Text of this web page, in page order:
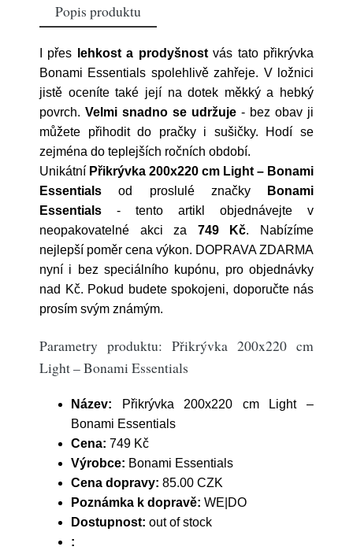
Popis produktu
I přes lehkost a prodyšnostvás tato přikrývka
Bonami Essentials spolehlivě zahřeje. V ložnici
jistě oceníte také její na dotek měkký a hebký
povrch. Velmi snadno se udržuje - bez obav ji
můžete přihodit do pračky i sušičky. Hodí se
zejména do teplejších ročních období.
Unikátní Přikrývka 200x220 cm Light – Bonami
Essentials od proslulé značky
Bonami
Essentials - tento artikl objednávejte v
neopakovatelné akci za 749 Kč. Nabízíme
nejlepší poměr cena výkon. DOPRAVA ZDARMA
nyní i bez speciálního kupónu, pro objednávky
nad Kč. Pokud budete spokojeni, doporučte nás
prosím svým známým.
Parametry produktu: Přikrývka 200x220 cm
Light – Bonami Essentials
Název: Přikrývka 200x220 cm Light –
Bonami Essentials
Cena: 749 Kč
Výrobce: Bonami Essentials
Cena dopravy: 85.00 CZK
Poznámka k dopravě: WE|DO
Dostupnost: out of stock
: